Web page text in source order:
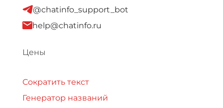
@chatinfo_support_bot
help@chatinfo.ru
Цены
Сократить текст
Генератор названий